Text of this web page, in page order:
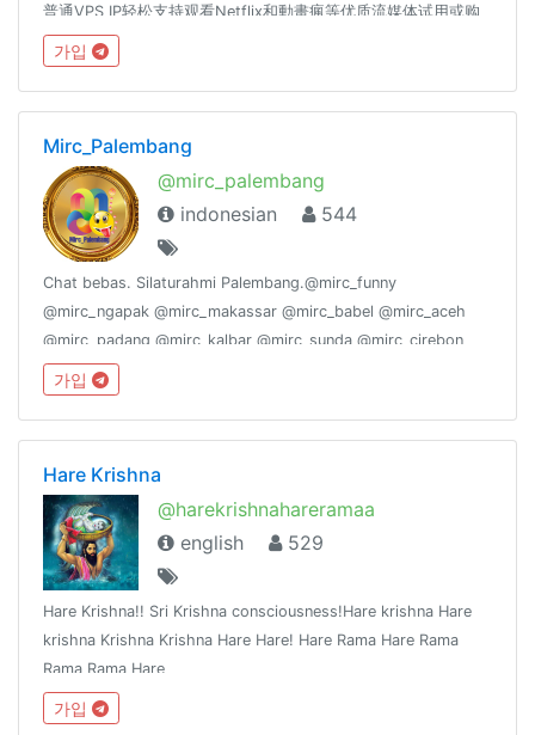
普通VPS IP轻松支持观看Netflix和動畫瘋等优质流媒体试用或购
买服务，看置顶内容！
가입
Mirc_Palembang
@mirc_palembang
indonesian
544
Chat bebas. Silaturahmi Palembang.@mirc_funny
@mirc_ngapak @mirc_makassar @mirc_babel @mirc_aceh
@mirc_padang @mirc_kalbar @mirc_sunda @mirc_cirebon
@mirc_sukabumi @mirc_suramadu @mirc_joglosemar
@mirc_bekasi @mirc_pekanbaru @mirc_jogja @mirc_ambon,
가입
Hare Krishna
@harekrishnahareramaa
english
529
Hare Krishna!! Sri Krishna consciousness!Hare krishna Hare
krishna Krishna Krishna Hare Hare! Hare Rama Hare Rama
Rama Rama Hare
Hare!link:https://t.me/harekrishnahareramaaPeace by
Chanting Hare Krishna Maha Mantra,Reading Bhagavad-Gita,
가입